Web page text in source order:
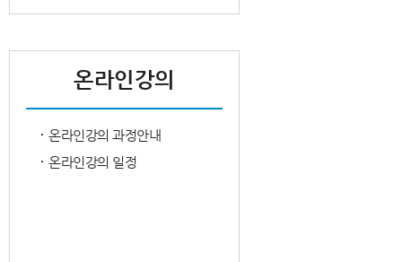
온라인강의
온라인강의 과정안내
온라인강의 일정